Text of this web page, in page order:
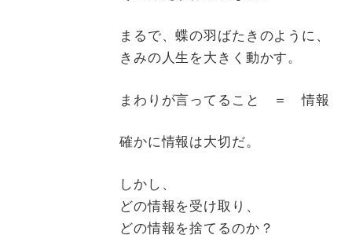
まるで、蝶の羽ばたきのように、
きみの人生を大きく動かす。
まわりが言ってること ＝ 情報
確かに情報は大切だ。
しかし、
どの情報を受け取り、
どの情報を捨てるのか？